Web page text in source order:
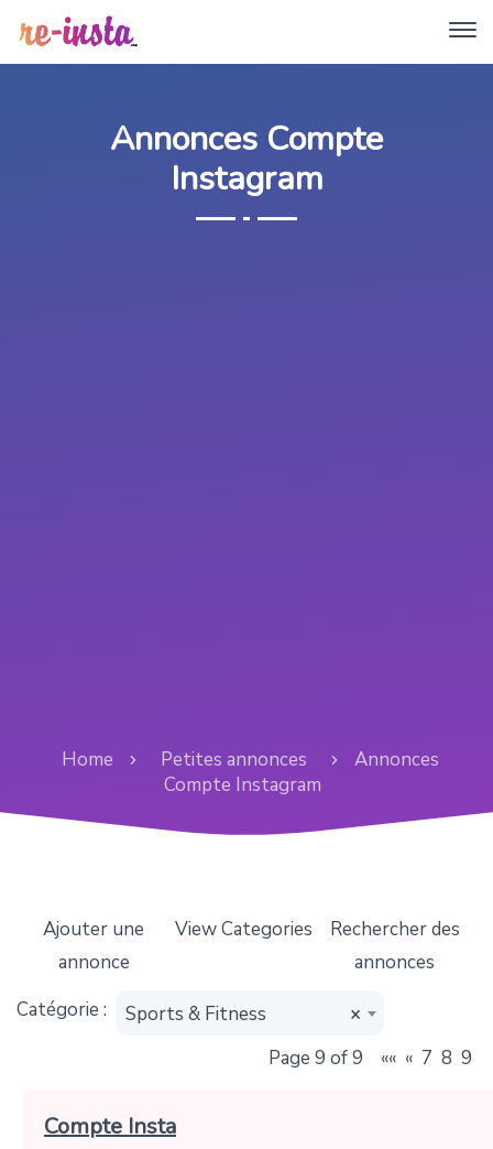
Annonces Compte
Instagram
Home Petites annonces
Annonces
Compte Instagram
Ajouter une
annonce
View Categories
Rechercher des
annonces
Catégorie :
×
Sports & Fitness
Page 9 of 9
«« « 7 8 9
Compte Insta